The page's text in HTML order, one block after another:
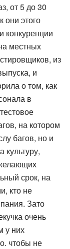
от 5 до 30
они этого
конкуренции
местных
из
и
о том, как
в
на котором
багов, но и
культуру,
срок, на
кто не
Зато
очень
у них
чтобы не